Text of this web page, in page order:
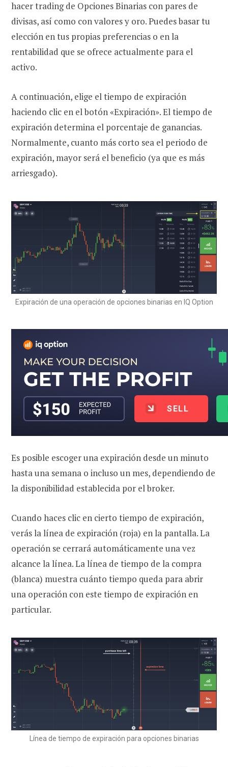
hacer trading de Opciones Binarias con pares de
divisas, así como con valores y oro. Puedes basar tu
elección en tus propias preferencias o en la
rentabilidad que se ofrece actualmente para el
activo.
A continuación, elige el tiempo de expiración
haciendo clic en el botón «Expiración». El tiempo de
expiración determina el porcentaje de ganancias.
Normalmente, cuanto más corto sea el periodo de
expiración, mayor será el beneficio (ya que es más
arriesgado).
Expiración de una operación de opciones binarias en IQ Option
SELL
Es posible escoger una expiración desde un minuto
hasta una semana o incluso un mes, dependiendo de
la disponibilidad establecida por el broker.
Cuando haces clic en cierto tiempo de expiración,
verás la línea de expiración (roja) en la pantalla. La
operación se cerrará automáticamente una vez
alcance la línea. La línea de tiempo de la compra
(blanca) muestra cuánto tiempo queda para abrir
una operación con este tiempo de expiración en
particular.
Línea de tiempo de expiración para opciones binarias